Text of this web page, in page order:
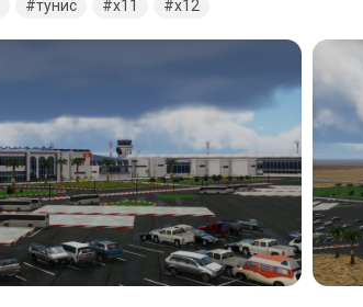
тунис x11 x12